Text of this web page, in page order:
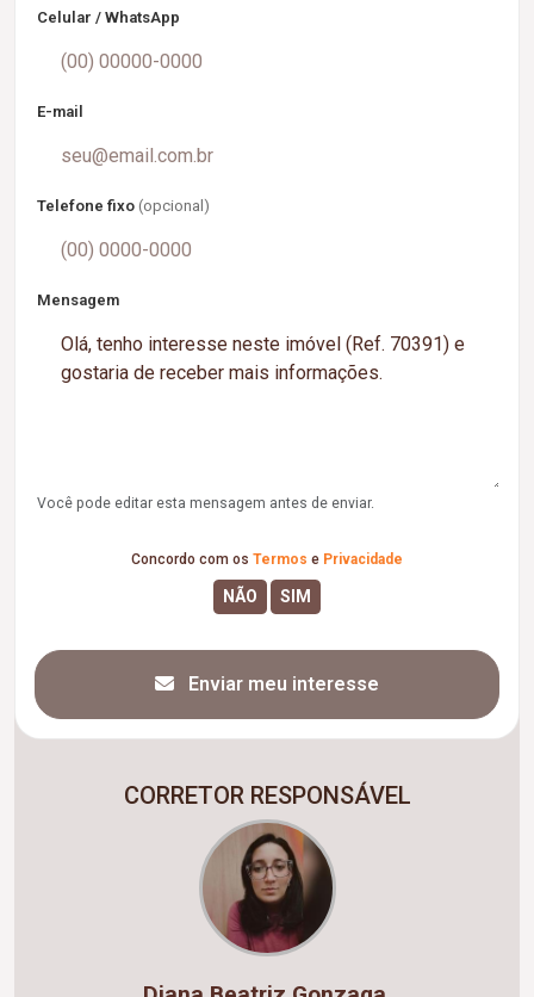
Celular / WhatsApp
E-mail
Telefone fixo (opcional)
Mensagem
Você pode editar esta mensagem antes de enviar.
Concordo com os Termos e Privacidade
Enviar meu interesse
CORRETOR RESPONSÁVEL